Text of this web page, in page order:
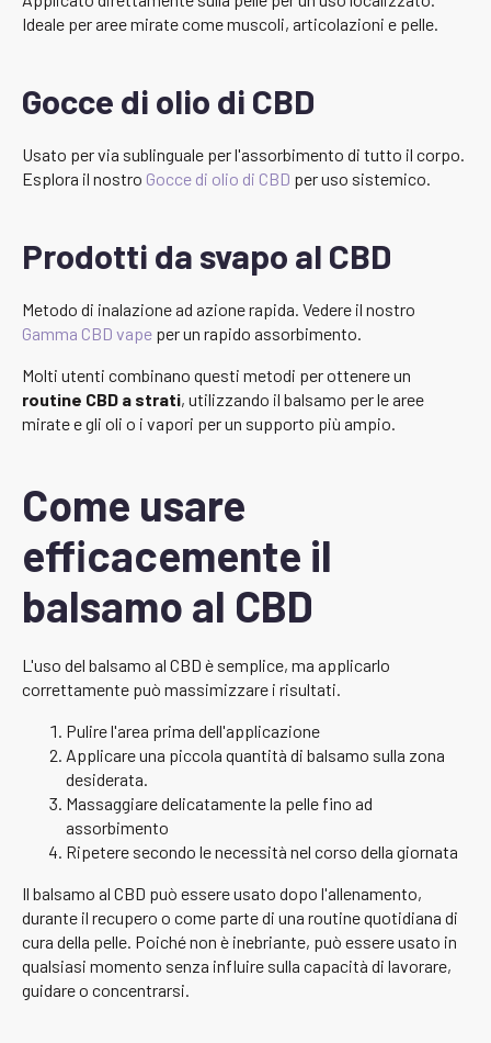
Ideale per aree mirate come muscoli, articolazioni e pelle.
Gocce di olio di CBD
Usato per via sublinguale per l'assorbimento di tutto il corpo.
Esplora il nostro Gocce di olio di CBD per uso sistemico.
Prodotti da svapo al CBD
Metodo di inalazione ad azione rapida. Vedere il nostro
Gamma CBD vape per un rapido assorbimento.
Molti utenti combinano questi metodi per ottenere un
routine CBD a strati, utilizzando il balsamo per le aree
mirate e gli oli o i vapori per un supporto più ampio.
Come usare
efficacemente il
balsamo al CBD
L'uso del balsamo al CBD è semplice, ma applicarlo
correttamente può massimizzare i risultati.
Pulire l'area prima dell'applicazione
Applicare una piccola quantità di balsamo sulla zona
desiderata.
Massaggiare delicatamente la pelle fino ad
assorbimento
Ripetere secondo le necessità nel corso della giornata
Il balsamo al CBD può essere usato dopo l'allenamento,
durante il recupero o come parte di una routine quotidiana di
cura della pelle. Poiché non è inebriante, può essere usato in
qualsiasi momento senza influire sulla capacità di lavorare,
guidare o concentrarsi.